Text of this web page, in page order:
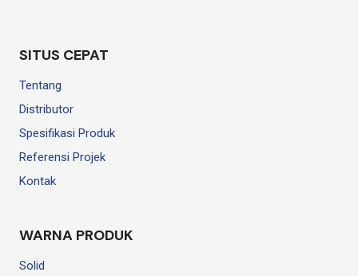
SITUS CEPAT
Tentang
Distributor
Spesifikasi Produk
Referensi Projek
Kontak
WARNA PRODUK
Solid